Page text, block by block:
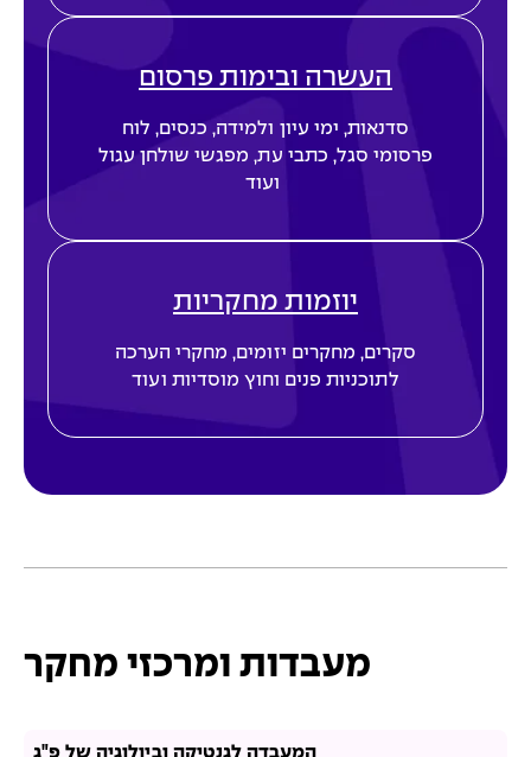
העשרה ובימות פרסום
סדנאות, ימי עיון ולמידה,כנסים, לוח
פרסומי סגל, כתבי עת, מפגשי שולחן עגול
ועוד
יוזמות מחקריות
סקרים, מחקרים יזומים, מחקריהערכה
לתוכניות פנים וחוץ מוסדיות ועוד
מעבדות ומרכזי מחקר
המעבדה לגנטיקה וביולוגיה של פ"ג​